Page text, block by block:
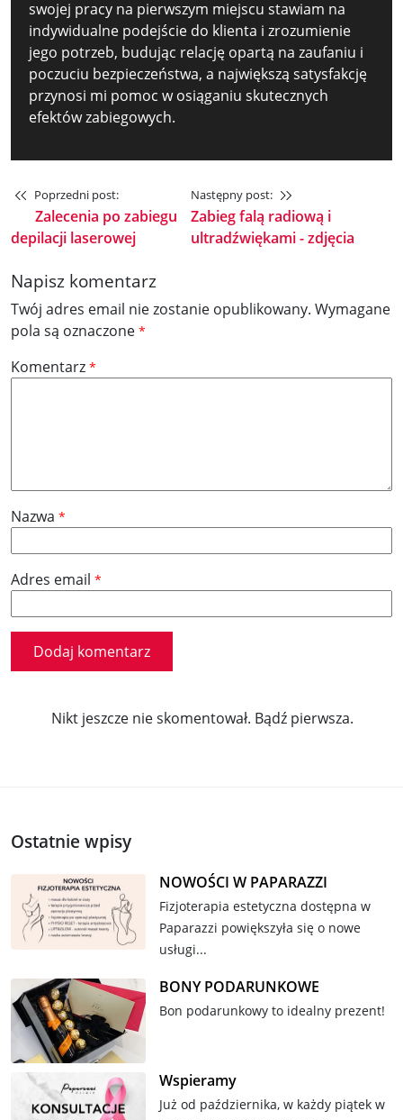
swojej pracy na pierwszym miejscu stawiam na
indywidualne podejście do klienta i zrozumienie
jego potrzeb, budując relację opartą na zaufaniu i
poczuciu bezpieczeństwa, a największą satysfakcję
przynosi mi pomoc w osiąganiu skutecznych
efektów zabiegowych.
Poprzedni post:
Zalecenia po zabiegu
depilacji laserowej
Następny post:
Zabieg falą radiową i
ultradźwiękami - zdjęcia
Napisz komentarz
Twój adres email nie zostanie opublikowany. Wymagane
pola są oznaczone *
Komentarz *
Nazwa *
Adres email *
Nikt jeszcze nie skomentował. Bądź pierwsza.
Ostatnie wpisy
NOWOŚCI W PAPARAZZI
Fizjoterapia estetyczna dostępna w
Paparazzi powiększyła się o nowe
usługi...
BONY PODARUNKOWE
Bon podarunkowy to idealny prezent!
Wspieramy
Już od października, w każdy piątek w